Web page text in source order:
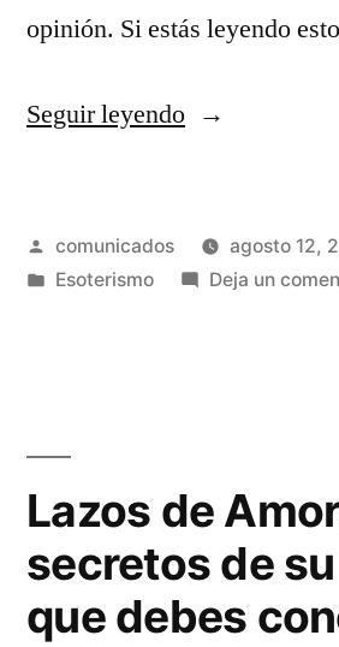
opinión. Si estás leyendo
Seguir leyendo«Cómo
hechizos
de
a
tus
seres
queridos
Publicado
por
comunicados
agosto 12,
Publicado
Esoterismo Deja un
Lazos de
secretos de
que debes